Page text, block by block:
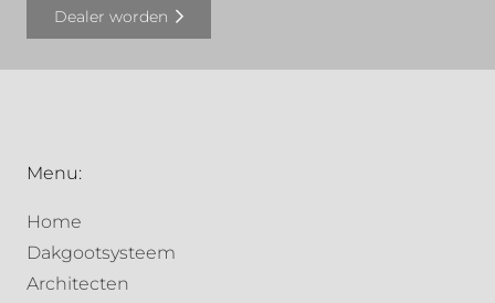
Dealer worden
Menu:
Home
Dakgootsysteem
Architecten